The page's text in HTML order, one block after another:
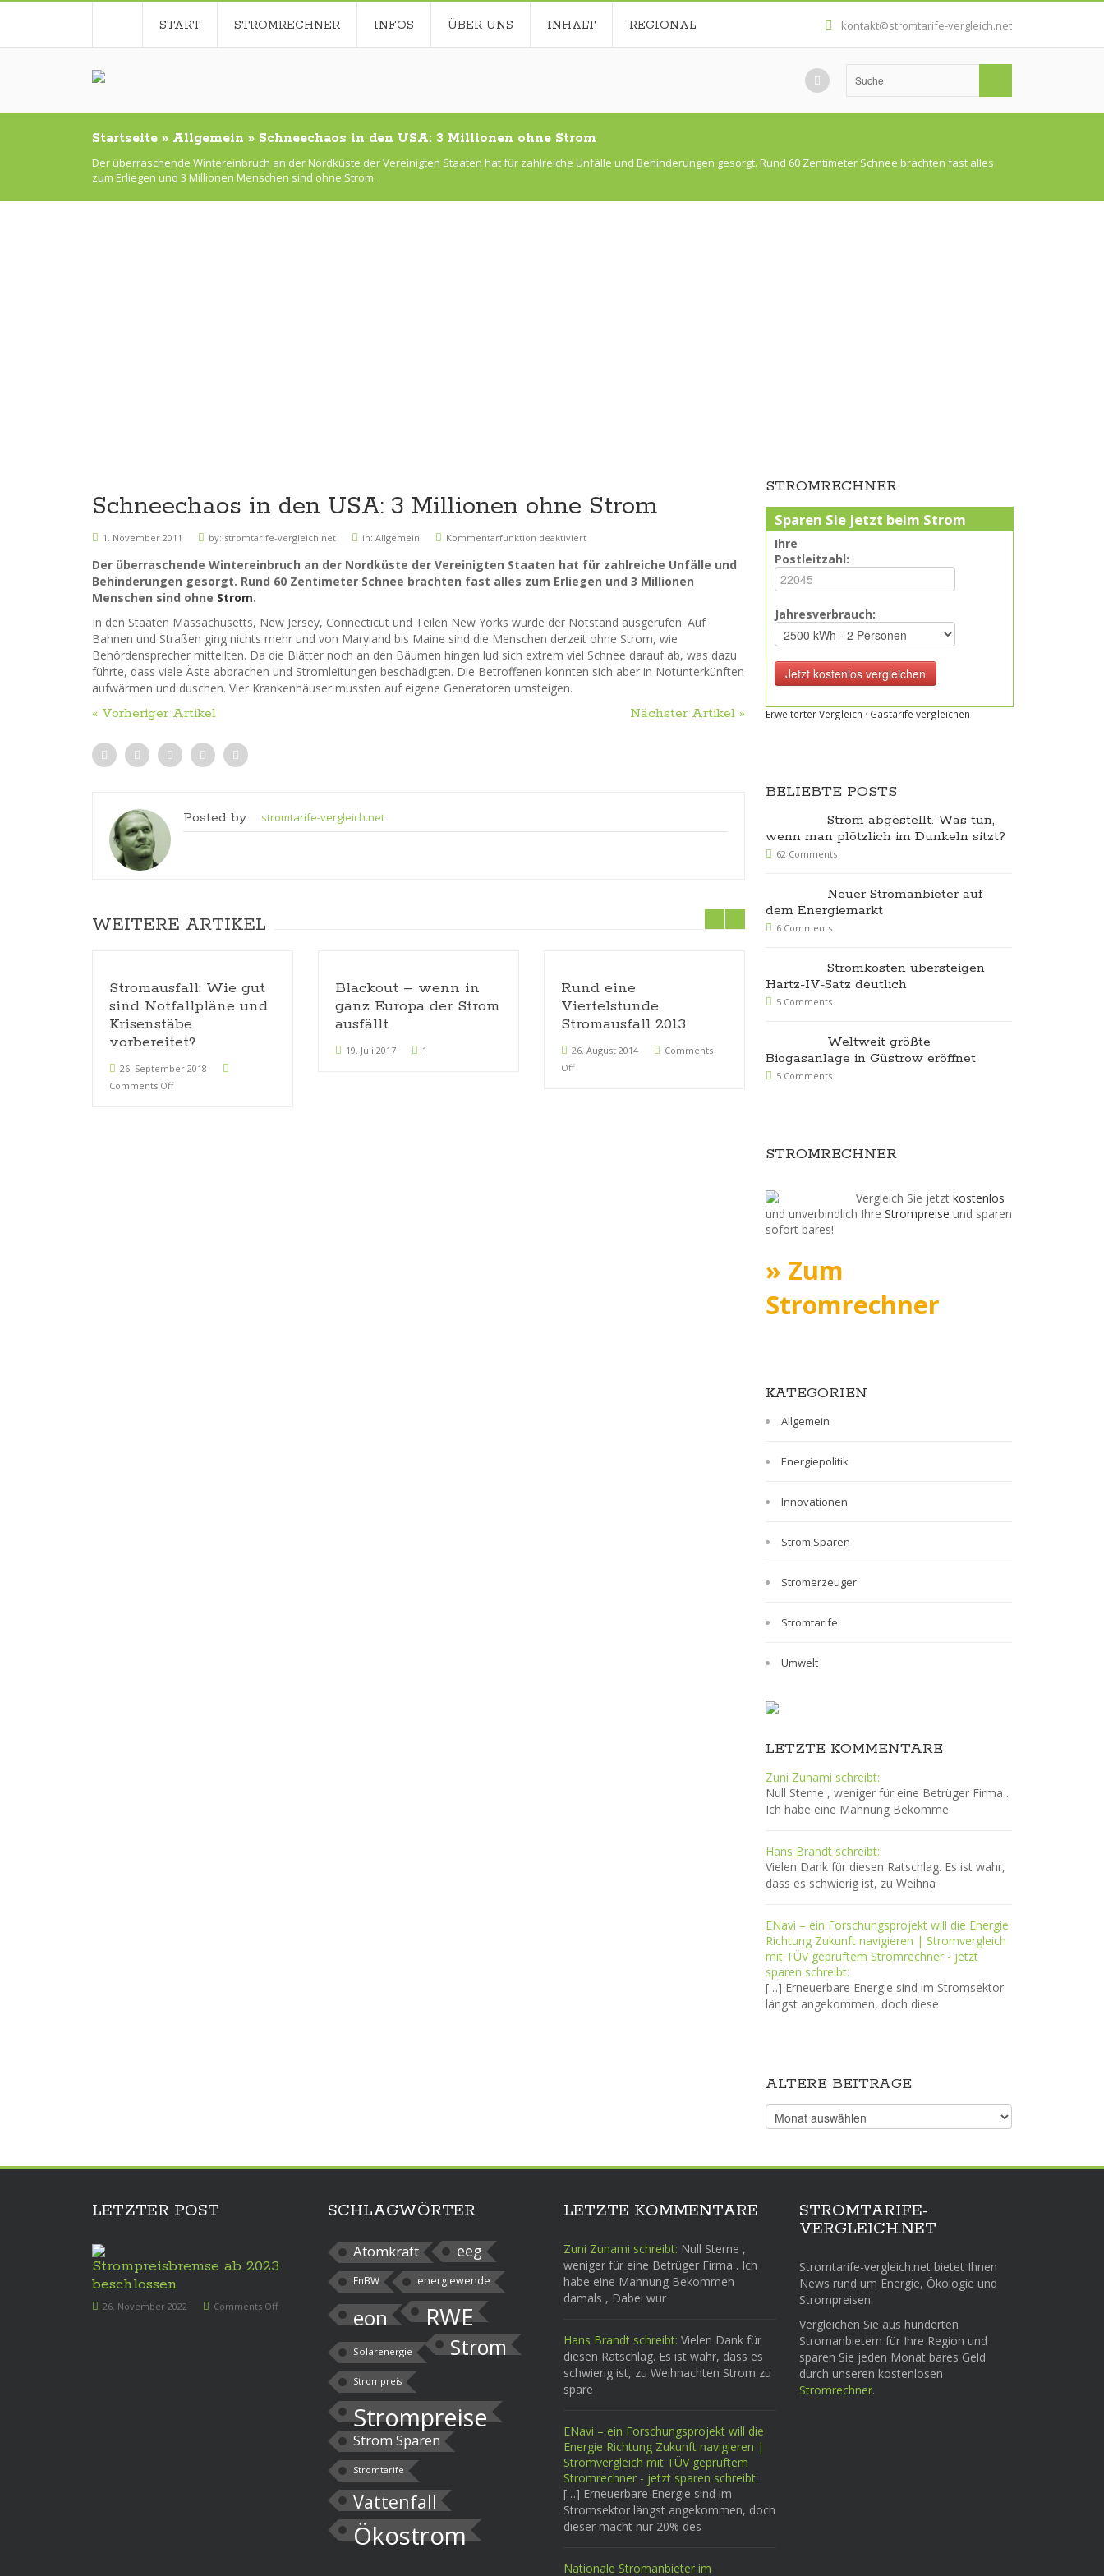
START STROMRECHNER INFOS ÜBER UNS INHALT REGIONAL kontakt@stromtarife-vergleich.net
Startseite » Allgemein » Schneechaos in den USA: 3 Millionen ohne Strom
Der überraschende Wintereinbruch an der Nordküste der Vereinigten Staaten hat für zahlreiche Unfälle und Behinderungen gesorgt. Rund 60 Zentimeter Schnee brachten fast alles
zum Erliegen und 3 Millionen Menschen sind ohne Strom.
Schneechaos in den USA: 3 Millionen ohne Strom
1. November 2011 by: stromtarife-vergleich.net in: Allgemein Kommentarfunktion deaktiviert
Der überraschende Wintereinbruch an der Nordküste der Vereinigten Staaten hat für zahlreiche Unfälle und
Behinderungen gesorgt. Rund 60 Zentimeter Schnee brachten fast alles zum Erliegen und 3 Millionen
Menschen sind ohne Strom.
In den Staaten Massachusetts, New Jersey, Connecticut und Teilen New Yorks wurde der Notstand ausgerufen. Auf
Bahnen und Straßen ging nichts mehr und von Maryland bis Maine sind die Menschen derzeit ohne Strom, wie
Behördensprecher mitteilten. Da die Blätter noch an den Bäumen hingen lud sich extrem viel Schnee darauf ab, was dazu
führte, dass viele Äste abbrachen und Stromleitungen beschädigten. Die Betroffenen konnten sich aber in Notunterkünften
aufwärmen und duschen. Vier Krankenhäuser mussten auf eigene Generatoren umsteigen.
« Vorheriger Artikel Nächster Artikel »
Posted by: stromtarife-vergleich.net
WEITERE ARTIKEL
Stromausfall: Wie gut
sind Notfallpläne und
Krisenstäbe
vorbereitet?
26. September 2018
Comments Off
Blackout – wenn in
ganz Europa der Strom
ausfällt
19. Juli 2017 1
Rund eine
Viertelstunde
Stromausfall 2013
26. August 2014
Comments
Off
Millionen Amerikaner
ohne Strom
STROMRECHNER
Sparen Sie jetzt beim Strom
Ihre
Postleitzahl:
Jahresverbrauch:
Erweiterter Vergleich · Gastarife vergleichen
BELIEBTE POSTS
Strom abgestellt. Was tun,
wenn man plötzlich im Dunkeln sitzt?
62 Comments
Neuer Stromanbieter auf
dem Energiemarkt
6 Comments
Stromkosten übersteigen
Hartz-IV-Satz deutlich
5 Comments
Weltweit größte
Biogasanlage in Güstrow eröffnet
5 Comments
STROMRECHNER
Vergleich Sie jetzt kostenlos
und unverbindlich Ihre Strompreise und sparen
sofort bares!
» Zum
Stromrechner
KATEGORIEN
Allgemein
Energiepolitik
Innovationen
Strom Sparen
Stromerzeuger
Stromtarife
Umwelt
LETZTE KOMMENTARE
Zuni Zunami schreibt:
Null Sterne , weniger für eine Betrüger Firma .
Ich habe eine Mahnung Bekomme
Hans Brandt schreibt:
Vielen Dank für diesen Ratschlag. Es ist wahr,
dass es schwierig ist, zu Weihna
ENavi – ein Forschungsprojekt will die Energie
Richtung Zukunft navigieren | Stromvergleich
mit TÜV geprüftem Stromrechner - jetzt
sparen schreibt:
[…] Erneuerbare Energie sind im Stromsektor
längst angekommen, doch diese
ÄLTERE BEITRÄGE
Ältere
Beiträge
LETZTER POST
Strompreisbremse ab 2023
beschlossen
26. November 2022 Comments Off
SCHLAGWÖRTER
Atomkraft eeg
EnBW energiewende
eon RWE
Solarenergie Strom
Strompreis
Strompreise
Strom Sparen
Stromtarife
Vattenfall
Ökostrom
LETZTE KOMMENTARE
Zuni Zunami schreibt: Null Sterne ,
weniger für eine Betrüger Firma . Ich
habe eine Mahnung Bekommen
damals , Dabei wur
Hans Brandt schreibt: Vielen Dank für
diesen Ratschlag. Es ist wahr, dass es
schwierig ist, zu Weihnachten Strom zu
spare
ENavi – ein Forschungsprojekt will die
Energie Richtung Zukunft navigieren |
Stromvergleich mit TÜV geprüftem
Stromrechner - jetzt sparen schreibt:
[…] Erneuerbare Energie sind im
Stromsektor längst angekommen, doch
dieser macht nur 20% des
Nationale Stromanbieter im
STROMTARIFE-
VERGLEICH.NET
Stromtarife-vergleich.net bietet Ihnen
News rund um Energie, Ökologie und
Strompreisen.
Vergleichen Sie aus hunderten
Stromanbietern für Ihre Region und
sparen Sie jeden Monat bares Geld
durch unseren kostenlosen
Stromrechner.